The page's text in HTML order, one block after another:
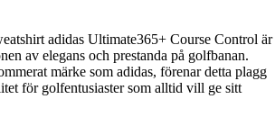
adidas Ultimate365+ Course Control är
av elegans och prestanda på golfbanan.
märke som adidas, förenar detta plagg
för golfentusiaster som alltid vill ge sitt